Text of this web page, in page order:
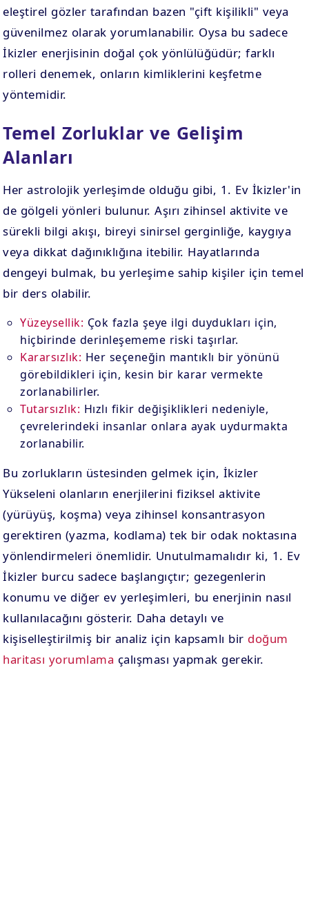
eleştirel gözler tarafından bazen "çift kişilikli" veya
güvenilmez olarak yorumlanabilir. Oysa bu sadece
İkizler enerjisinin doğal çok yönlülüğüdür; farklı
rolleri denemek, onların kimliklerini keşfetme
yöntemidir.
Temel Zorluklar ve Gelişim
Alanları
Her astrolojik yerleşimde olduğu gibi, 1. Ev İkizler'in
de gölgeli yönleri bulunur. Aşırı zihinsel aktivite ve
sürekli bilgi akışı, bireyi sinirsel gerginliğe, kaygıya
veya dikkat dağınıklığına itebilir. Hayatlarında
dengeyi bulmak, bu yerleşime sahip kişiler için temel
bir ders olabilir.
Yüzeysellik: Çok fazla şeye ilgi duydukları için,
hiçbirinde derinleşememe riski taşırlar.
Kararsızlık: Her seçeneğin mantıklı bir yönünü
görebildikleri için, kesin bir karar vermekte
zorlanabilirler.
Tutarsızlık: Hızlı fikir değişiklikleri nedeniyle,
çevrelerindeki insanlar onlara ayak uydurmakta
zorlanabilir.
Bu zorlukların üstesinden gelmek için, İkizler
Yükseleni olanların enerjilerini fiziksel aktivite
(yürüyüş, koşma) veya zihinsel konsantrasyon
gerektiren (yazma, kodlama) tek bir odak noktasına
yönlendirmeleri önemlidir. Unutulmamalıdır ki, 1. Ev
İkizler burcu sadece başlangıçtır; gezegenlerin
konumu ve diğer ev yerleşimleri, bu enerjinin nasıl
kullanılacağını gösterir. Daha detaylı ve
kişiselleştirilmiş bir analiz için kapsamlı bir doğum
haritası yorumlama çalışması yapmak gerekir.